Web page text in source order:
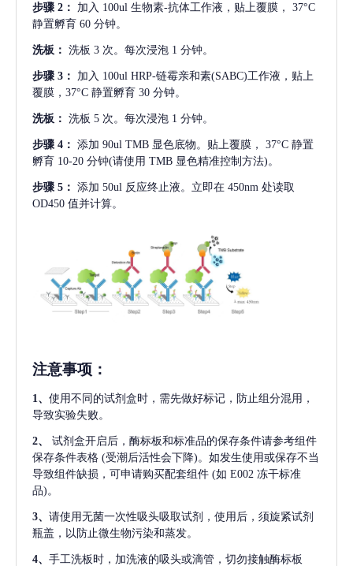
步骤 2： 加入 100ul 生物素-抗体工作液，贴上覆膜， 37°C
静置孵育 60 分钟。
洗板： 洗板 3 次。每次浸泡 1 分钟。
步骤 3： 加入 100ul HRP-链霉亲和素(SABC)工作液，贴上
覆膜，37°C 静置孵育 30 分钟。
洗板： 洗板 5 次。每次浸泡 1 分钟。
步骤 4： 添加 90ul TMB 显色底物。贴上覆膜， 37°C 静置
孵育 10-20 分钟(请使用 TMB 显色精准控制方法)。
步骤 5： 添加 50ul 反应终止液。立即在 450nm 处读取
OD450 值并计算。
注意事项 ：
1、 使用不同的试剂盒时，需先做好标记，防止组分混用，
导致实验失败。
2、
试剂盒开启后，酶标板和标准品的保存条件请参考组件
保存条件表格 (受潮后活性会下降)。如发生使用或保存不当
导致组件缺损，可申请购买配套组件 (如 E002 冻干标准
品)。
3、 请使用无菌一次性吸头吸取试剂，使用后，须旋紧试剂
瓶盖，以防止微生物污染和蒸发。
4、 手工洗板时，加洗液的吸头或滴管，切勿接触酶标板